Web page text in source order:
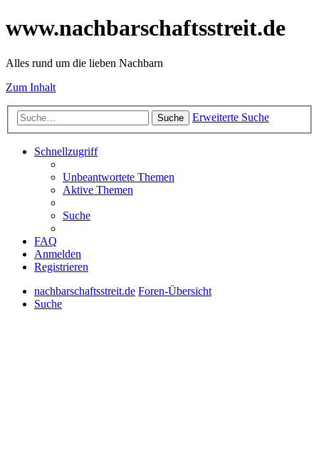
www.nachbarschaftsstreit.de
Alles rund um die lieben Nachbarn
Zum Inhalt
Suche Erweiterte Suche
Schnellzugriff
Unbeantwortete Themen
Aktive Themen
Suche
FAQ
Anmelden
Registrieren
nachbarschaftsstreit.de Foren-Übersicht
Suche